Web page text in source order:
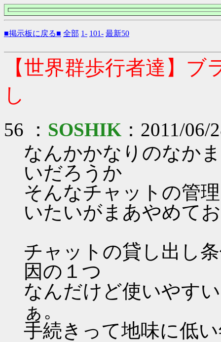
■掲示板に戻る■ 全部 1- 101- 最新50
【世界群歩行者達】
し
56 ： SOSHIK ：2011/
なんかかなりのなか
いだろうか
そんなチャットの管
いたいがまあやめて
チャットの貸し出し
因の１つ
なんだけど使いやす
ぁ。
手続きって地味に低